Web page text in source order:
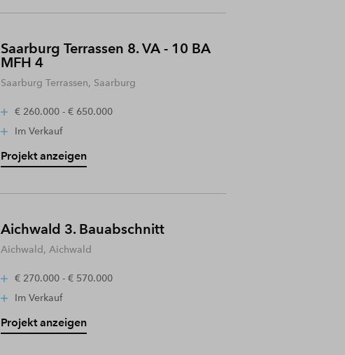
Saarburg Terrassen 8. VA - 10 BA
MFH 4
Saarburg Terrassen, Saarburg
€ 260.000 - € 650.000
Im Verkauf
Projekt anzeigen
Aichwald 3. Bauabschnitt
Aichwald, Aichwald
€ 270.000 - € 570.000
Im Verkauf
Projekt anzeigen